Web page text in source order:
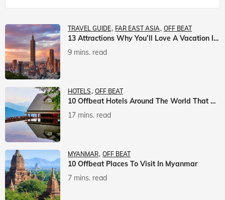
luxury hotels industry is earning an increasing
TRAVEL GUIDE FAR EAST ASIA OFF BEAT
13 Attractions Why You’ll Love A Vacation In Taiwan
9 mins. read
HOTELS OFF BEAT
10 Offbeat Hotels Around The World That Will Leave You Awestruck
17 mins. read
MYANMAR OFF BEAT
10 Offbeat Places To Visit In Myanmar
7 mins. read